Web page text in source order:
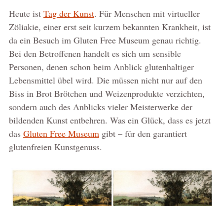
Heute ist Tag der Kunst. Für Menschen mit virtueller
Zöliakie, einer erst seit kurzem bekannten Krankheit, ist
da ein Besuch im Gluten Free Museum genau richtig.
Bei den Betroffenen handelt es sich um sensible
Personen, denen schon beim Anblick glutenhaltiger
Lebensmittel übel wird. Die müssen nicht nur auf den
Biss in Brot Brötchen und Weizenprodukte verzichten,
sondern auch des Anblicks vieler Meisterwerke der
bildenden Kunst entbehren. Was ein Glück, dass es jetzt
das Gluten Free Museum gibt – für den garantiert
glutenfreien Kunstgenuss.